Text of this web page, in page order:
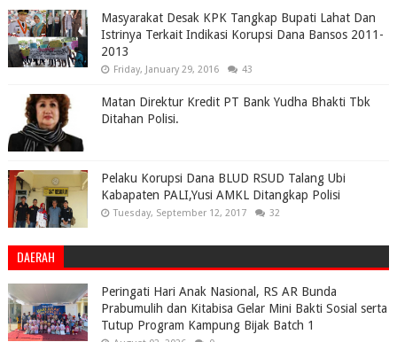
Masyarakat Desak KPK Tangkap Bupati Lahat Dan
Istrinya Terkait Indikasi Korupsi Dana Bansos 2011-
2013
Friday, January 29, 2016 43
Matan Direktur Kredit PT Bank Yudha Bhakti Tbk
Ditahan Polisi.
Pelaku Korupsi Dana BLUD RSUD Talang Ubi
Kabapaten PALI,Yusi AMKL Ditangkap Polisi
Tuesday, September 12, 2017 32
DAERAH
Peringati Hari Anak Nasional, RS AR Bunda
Prabumulih dan Kitabisa Gelar Mini Bakti Sosial serta
Tutup Program Kampung Bijak Batch 1